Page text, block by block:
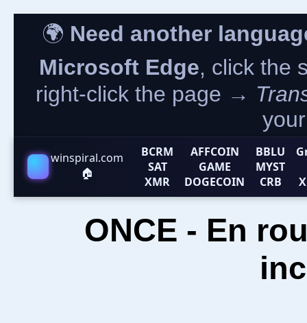
🌍 Need another
Microsoft Edge, click the
right-click the page →
winspiral.com
🏠
BCRM
SAT
XMR
AFFCOIN
GAME
DOGECOIN
BBLU
MYST
CRB
ONCE - En